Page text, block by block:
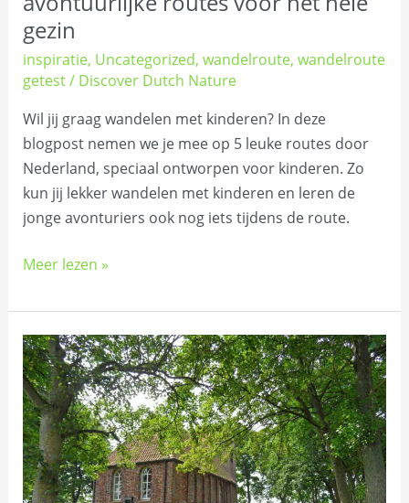
gezin
inspiratie, Uncategorized,wandelroute,wandelroute
getest/ Discover Dutch Nature
Wil jij graag wandelen met kinderen? In deze
blogpost nemen we je mee op 5 leuke routes door
Nederland, speciaal ontworpen voor kinderen. Zo
kun jij lekker wandelen met kinderen en leren de
jonge avonturiers ook nog iets tijdens de route.
Meer lezen »
Pieterpad
etappe
2:
Winsum
naar
Groningen,
onze